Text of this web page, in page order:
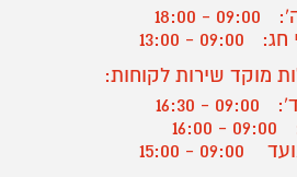
09:00 - 18:00
חג:
09:00 - 13:00
מוקד שירות לקוחות:
09:00 - 16:30
09:00 - 16:00